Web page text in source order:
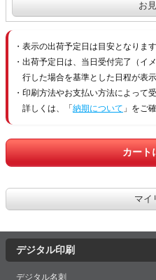
表示の出荷予定日は目安となります
出荷予定日は、当日受付完了（イ
行した場合を基準とした日程が表示
印刷方法やお支払い方法によって
詳しくは、「 納期について 」をご
デジタル印刷
デジタル名刺